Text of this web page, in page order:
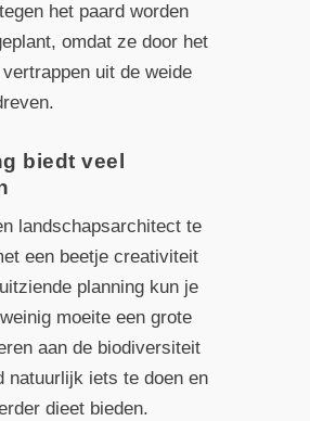
het paard worden
omdat ze door het
uit de weide
biedt veel
landschapsarchitect te
een beetje creativiteit
planning kun je
moeite een grote
aan de biodiversiteit
natuurlijk iets te doen en
dieet bieden.